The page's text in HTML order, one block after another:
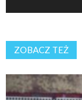
ZOBACZ TEŻ